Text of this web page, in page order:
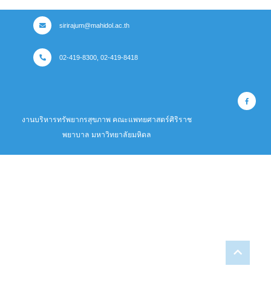
sirirajum@mahidol.ac.th
02-419-8300, 02-419-8418
งานบริหารทรัพยากรสุขภาพ คณะแพทยศาสตร์ศิริราช
พยาบาล มหาวิทยาลัยมหิดล